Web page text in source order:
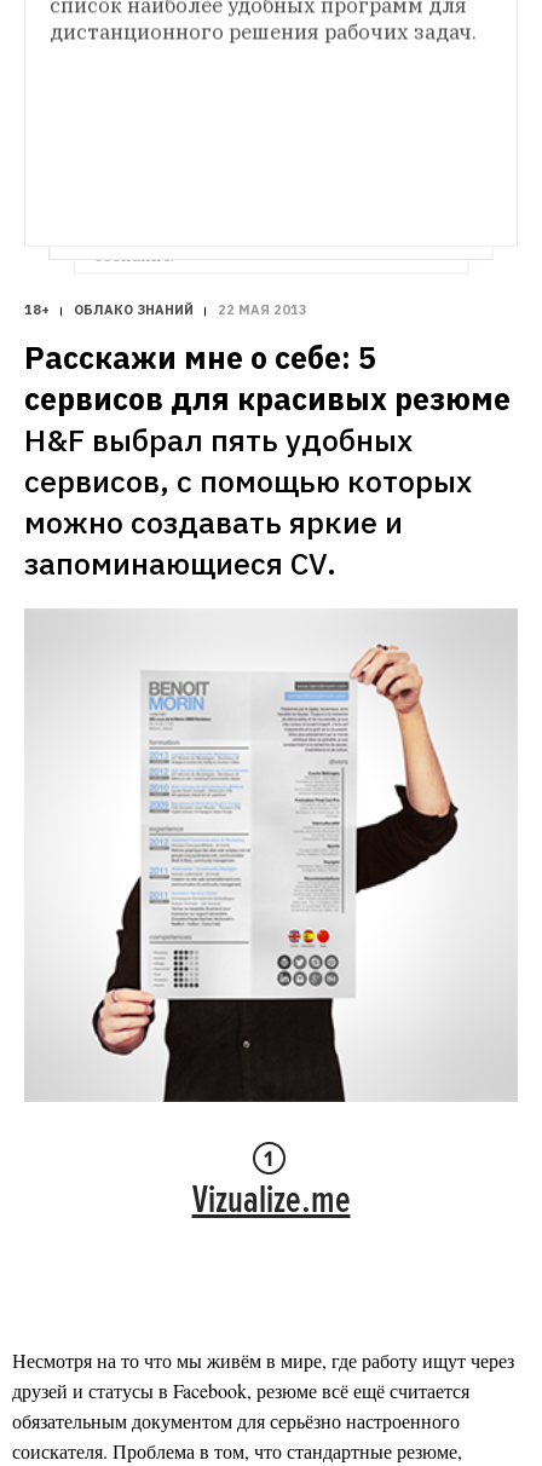
сознание.
отзывов о компании Почти любой
бизнесмен хочет знать, что пишут в
список наиболее удобных программ для
дистанционного решения рабочих задач.
18+ ОБЛАКО ЗНАНИЙ 22 МАЯ 2013
Расскажи мне о себе: 5
сервисов для красивых резюме
H&F выбрал пять удобных
сервисов, с помощью которых
можно создавать яркие и
запоминающиеся CV.
Vizualize.me
Несмотря на то что мы живём в мире, где работу ищут через
друзей и статусы в Facebook, резюме всё ещё считается
обязательным документом для серьёзно настроенного
соискателя. Проблема в том, что стандартные резюме,